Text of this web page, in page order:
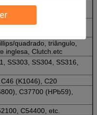
da bandeja, recortou
entalhe, Seis-Lóbulo,
quadrado, triângulo,
inglesa, Clutch.etc
SS303, SS304, SS316,
(K1046), C20
C37700 (HPb59),
C54400, etc.